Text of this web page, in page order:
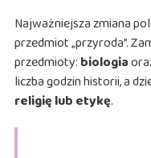
Najważniejsza zmiana
przedmiot „przyroda”.
przedmioty: biologia
liczba godzin historii, a
religię lub etykę.